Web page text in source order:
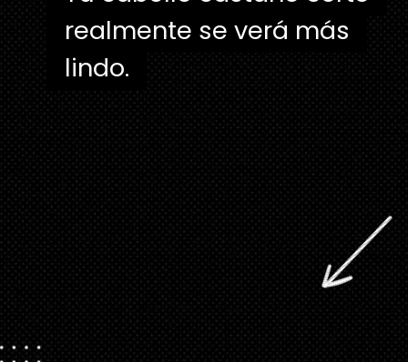
realmente se verá más
lindo.
realmente se verá más
lindo.